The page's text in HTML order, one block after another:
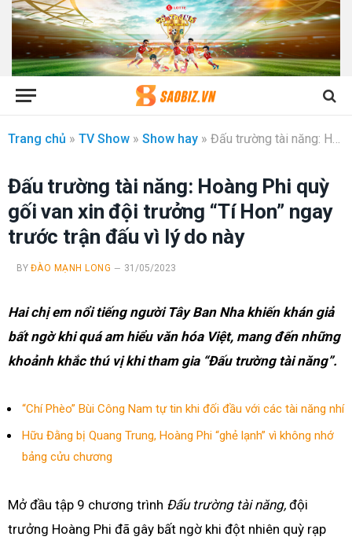
Trang chủ » TV Show » Show hay » Đấu trường tài năng: Hoàng Phi quỳ gối van xin đội trưởng “Tí Hon” ngay trước trận đấu vì lý do này
Đấu trường tài năng: Hoàng Phi quỳ
gối van xin đội trưởng “Tí Hon” ngay
trước trận đấu vì lý do này
BY ĐÀO MẠNH LONG 31/05/2023
Hai chị em nổi tiếng người Tây Ban Nha khiến khán giả
bất ngờ khi quá am hiểu văn hóa Việt, mang đến những
khoảnh khắc thú vị khi tham gia “Đấu trường tài năng”.
“Chí Phèo” Bùi Công Nam tự tin khi đối đầu với các tài năng nhí
Hữu Đằng bị Quang Trung, Hoàng Phi “ghẻ lạnh” vì không nhớ
bảng cửu chương
Mở đầu tập 9 chương trình Đấu trường tài năng, đội
trưởng Hoàng Phi đã gây bất ngờ khi đột nhiên quỳ rạp